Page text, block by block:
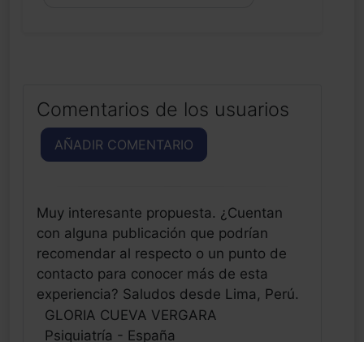
Comentarios de los usuarios
AÑADIR COMENTARIO
Muy interesante propuesta. ¿Cuentan
con alguna publicación que podrían
recomendar al respecto o un punto de
contacto para conocer más de esta
experiencia? Saludos desde Lima, Perú.
GLORIA CUEVA VERGARA
Psiquiatría - España